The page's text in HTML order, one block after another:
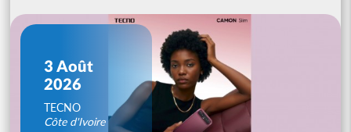
3 Août
2026
TECNO
Côte d'Ivoire